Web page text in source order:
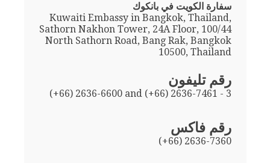
سفارة الكويت في بانكوك
Kuwaiti Embassy in Bangkok, Thailand,
Sathorn Nakhon Tower, 24A Floor, 100/44
North Sathorn Road, Bang Rak, Bangkok
10500, Thailand
رقم تليفون
(+66) 2636-6600 and (+66) 2636-7461 - 3
رقم فاكس
(+66) 2636-7360